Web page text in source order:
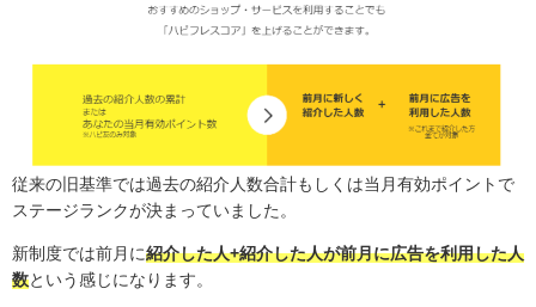
従来の旧基準では過去の紹介人数合計もしくは当月有効ポイントで
ステージランクが決まっていました。
新制度では前月に紹介した人+紹介した人が前月に広告を利用した人
数という感じになります。